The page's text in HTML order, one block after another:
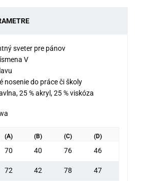
sveter pre pánov
V
nosenie do práce či školy
25 % akryl, 25 % viskóza
(A) (B) (C) (D)
70 40 76 46
72 42 78 47